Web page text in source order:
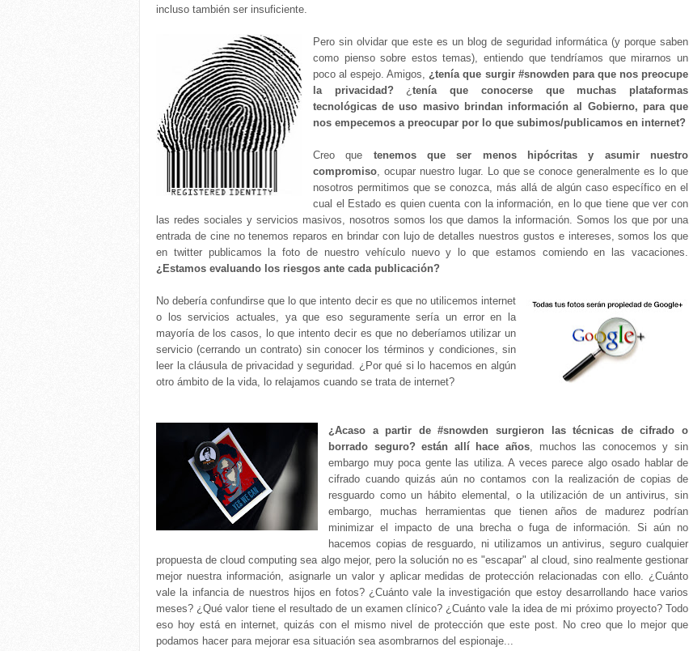
incluso también ser insuficiente.
Pero sin olvidar que este es un blog de seguridad informática (y porque saben
como pienso sobre estos temas), entiendo que tendríamos que mirarnos un
poco al espejo. Amigos,¿tenía que surgir #snowden para que nos preocupe
la privacidad? ¿tenía que conocerse que muchas plataformas
tecnológicas de uso masivo brindan información al Gobierno, para que
nos empecemos a preocupar por lo que subimos/publicamos en internet?
Creo que tenemos que ser menos hipócritas y asumir nuestro
compromiso, ocupar nuestro lugar. Lo que se conoce generalmente es lo que
nosotros permitimos que se conozca, más allá de algún caso específico en el
cual el Estado es quien cuenta con la información, en lo que tiene que ver con
las redes sociales y servicios masivos, nosotros somos los que damos la información. Somos los que por una
entrada de cine no tenemos reparos en brindar con lujo de detalles nuestros gustos e intereses, somos los que
en twitter publicamos la foto de nuestro vehículo nuevo y lo que estamos comiendo en las vacaciones.
¿Estamos evaluando los riesgos ante cada publicación?
No debería confundirse que lo que intento decir es que no utilicemos internet
o los servicios actuales, ya que eso seguramente sería un error en la
mayoría de los casos, lo que intento decir es que no deberíamos utilizar un
servicio (cerrando un contrato) sin conocer los términos y condiciones, sin
leer la cláusula de privacidad y seguridad. ¿Por qué si lo hacemos en algún
otro ámbito de la vida, lo relajamos cuando se trata de internet?
¿Acaso a partir de #snowden surgieron las técnicas de cifrado o
borrado seguro? están allí hace años, muchos las conocemos y sin
embargo muy poca gente las utiliza. A veces parece algo osado hablar de
cifrado cuando quizás aún no contamos con la realización de copias de
resguardo como un hábito elemental, o la utilización de un antivirus, sin
embargo, muchas herramientas que tienen años de madurez podrían
minimizar el impacto de una brecha o fuga de información. Si aún no
hacemos copias de resguardo, ni utilizamos un antivirus, seguro cualquier
propuesta de cloud computing sea algo mejor, pero la solución no es "escapar" al cloud, sino realmente gestionar
mejor nuestra información, asignarle un valor y aplicar medidas de protección relacionadas con ello. ¿Cuánto
vale la infancia de nuestros hijos en fotos? ¿Cuánto vale la investigación que estoy desarrollando hace varios
meses? ¿Qué valor tiene el resultado de un examen clínico? ¿Cuánto vale la idea de mi próximo proyecto? Todo
eso hoy está en internet, quizás con el mismo nivel de protección que este post. No creo que lo mejor que
podamos hacer para mejorar esa situación sea asombrarnos del espionaje...